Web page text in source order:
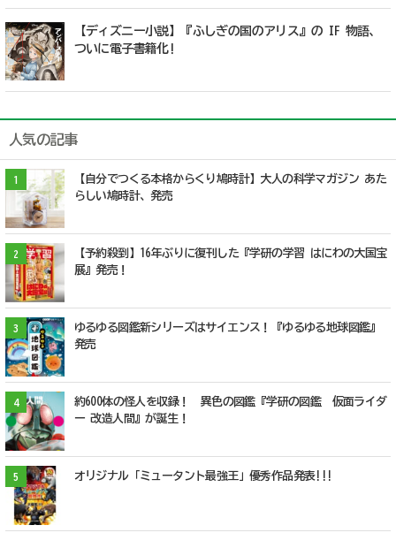
【ディズニー小説】『ふしぎの国のアリス』の IF 物語、
ついに電子書籍化!
人気の記事
1
【自分でつくる本格からくり鳩時計】大人の科学マガジン あた
らしい鳩時計、発売
2
【予約殺到】16年ぶりに復刊した『学研の学習 はにわの大国宝
展』発売！
3
ゆるゆる図鑑新シリーズはサイエンス！『ゆるゆる地球図鑑』
発売
4
約600体の怪人を収録！ 異色の図鑑『学研の図鑑 仮面ライダ
ー 改造人間』が誕生！
5 オリジナル「ミュータント最強王」優秀作品発表!!!